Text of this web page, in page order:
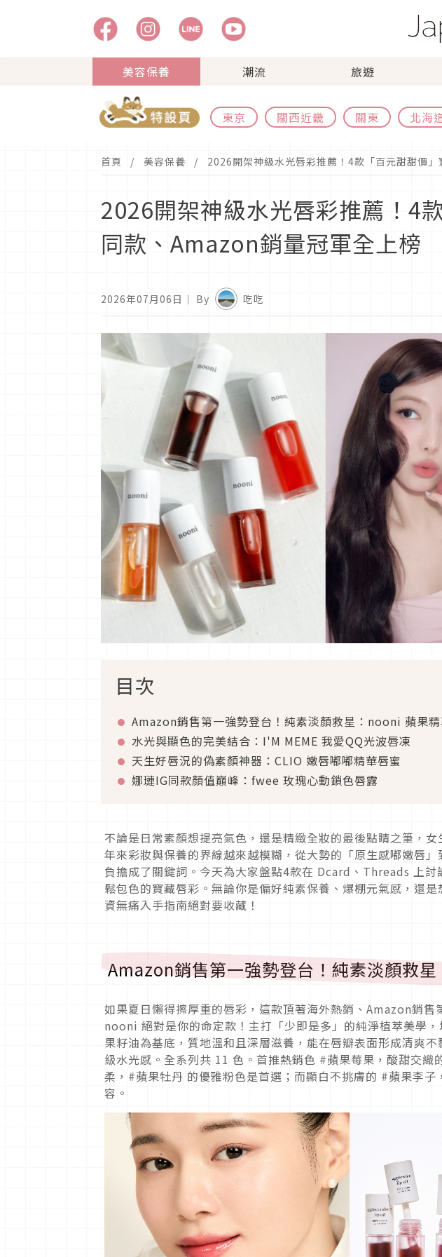
美容保養 潮流 旅遊
東京 關西近畿 關東 北海
首頁 美容保養 2026開架神級水光唇彩推薦！4款「百元甜甜價
2026開架神級水光唇彩推薦！4
同款、Amazon銷量冠軍全上榜
2026年07月06日 ｜ By 吃吃
目次
Amazon銷售第一強勢登台！純素淡顏救星：nooni 蘋果
水光與顯色的完美結合：I'M MEME 我愛QQ光波唇凍
天生好唇況的偽素顏神器：CLIO 嫩唇嘟嘟精華唇蜜
娜璉IG同款顏值巔峰：fwee 玫瑰心動鎖色唇露
不論是日常素顏想提亮氣色，還是精緻全妝的最後點睛之筆，
年來彩妝與保養的界線越來越模糊，從大勢的「原生感嘟嫩唇
負擔成了關鍵詞。今天為大家盤點4款在 Dcard、Threads 上
鬆包色的寶藏唇彩。無論你是偏好純素保養、爆棚元氣感，還
資無痛入手指南絕對要收藏！
Amazon銷售第一強勢登台！純素淡顏救
如果夏日懶得擦厚重的唇彩，這款頂著海外熱銷、Amazon銷售
nooni 絕對是你的命定款！主打「少即是多」的純淨植萃美學
果籽油為基底，質地溫和且深層滋養，能在唇瓣表面形成清爽
級水光感。全系列共 11 色。首推熱銷色 #蘋果莓果，酸甜交織
柔，#蘋果牡丹 的優雅粉色是首選；而顯白不挑膚的 #蘋果李
容。